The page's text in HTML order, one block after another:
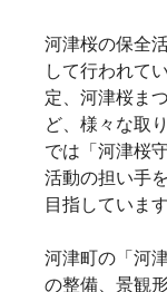
河津桜の保全
して行われて
定、河津桜ま
ど、様々な取
では「河津桜
活動の担い手
目指していま
河津町の「河
の整備、景観